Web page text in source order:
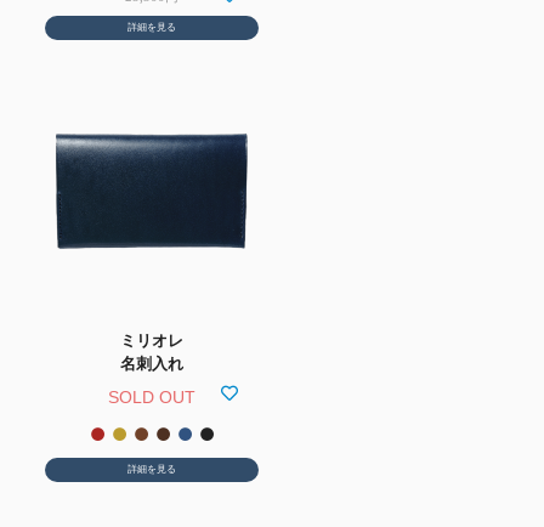
詳細を見る
ミリオレ
名刺入れ
SOLD OUT
詳細を見る